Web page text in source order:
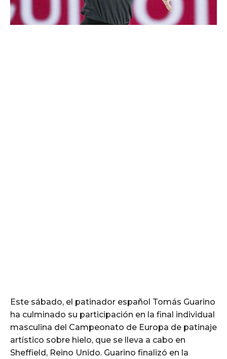
Este sábado, el patinador español Tomás Guarino
ha culminado su participación en la final individual
masculina del Campeonato de Europa de patinaje
artístico sobre hielo, que se lleva a cabo en
Sheffield, Reino Unido. Guarino finalizó en la